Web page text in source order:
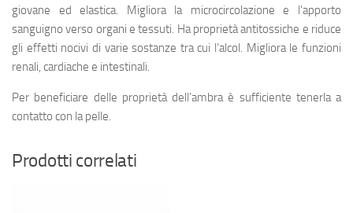
giovane ed elastica. Migliora la microcircolazione e l’apporto
sanguigno verso organi e tessuti. Ha proprietà antitossiche e riduce
gli effetti nocivi di varie sostanze tra cui l’alcol. Migliora le funzioni
renali, cardiache e intestinali.
Per beneficiare delle proprietà dell’ambra è sufficiente tenerla a
contatto con la pelle.
Prodotti correlati